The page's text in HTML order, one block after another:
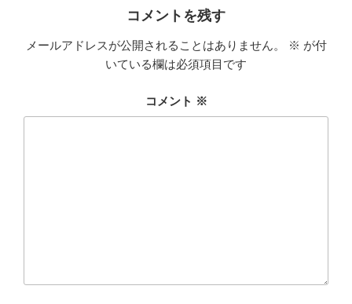
コメントを残す
メールアドレスが公開されることはありません。 ※ が付
いている欄は必須項目です
コメント ※